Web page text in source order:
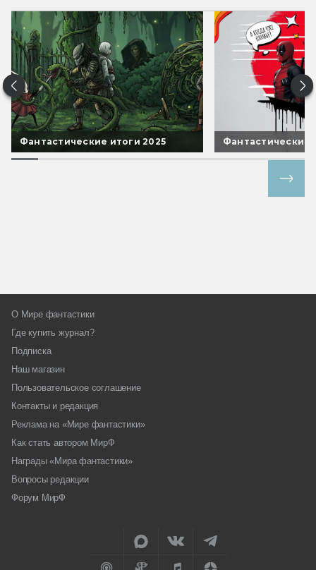
Фантастические итоги 2025 Фантастические
О Мире фантастики
Где купить журнал?
Подписка
Наш магазин
Пользовательское соглашение
Контакты и редакция
Реклама на «Мире фантастики»
Как стать автором МирФ
Награды «Мира фантастики»
Вопросы редакции
Форум МирФ